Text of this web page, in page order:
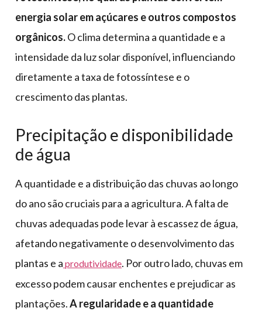
energia solar em açúcares e outros compostos
orgânicos.O clima determina a quantidade e a
intensidade da luz solar disponível, influenciando
diretamente a taxa de fotossíntese e o
crescimento das plantas.
Precipitação e disponibilidade
de água
A quantidade e a distribuição das chuvas ao longo
do ano são cruciais para a agricultura. A falta de
chuvas adequadas pode levar à escassez de água,
afetando negativamente o desenvolvimento das
plantas e a produtividade. Por outro lado, chuvas em
excesso podem causar enchentes e prejudicar as
plantações.A regularidade e a quantidade